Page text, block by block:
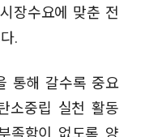
장수요에 맞춘 전
.
통해 갈수록 중요
소중립 실천 활동